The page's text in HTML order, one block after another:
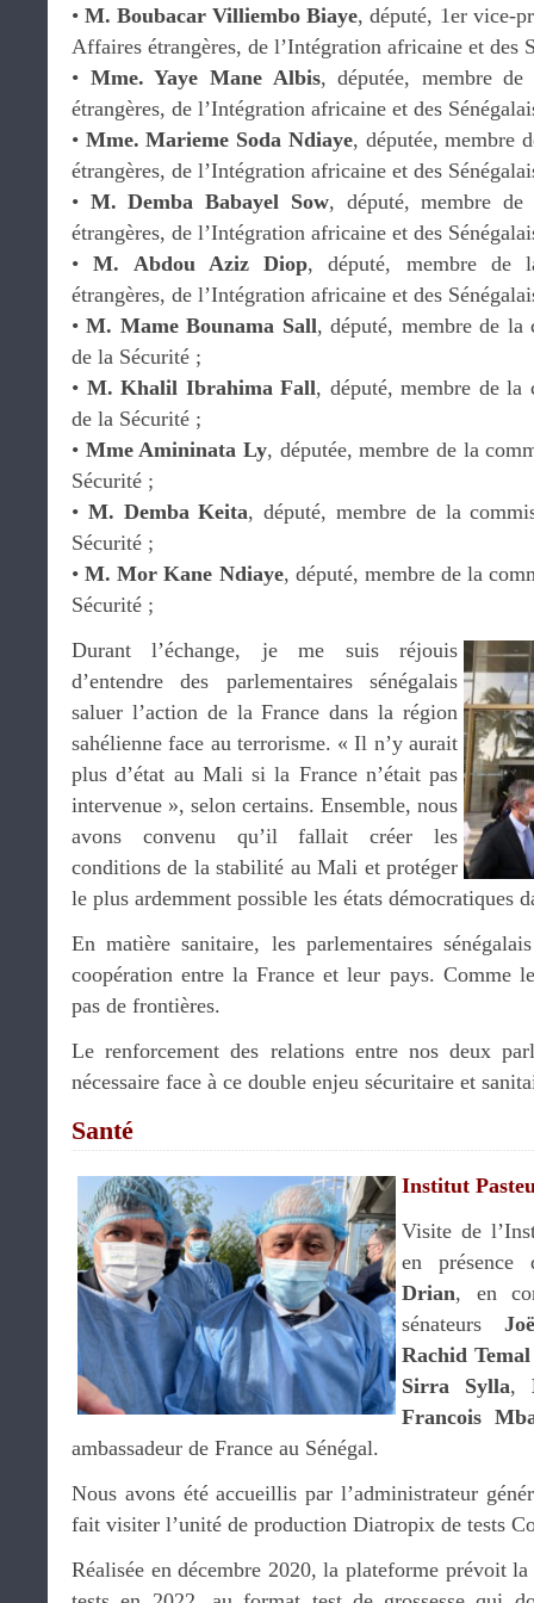
•M. Boubacar Villiembo Biaye, député, 1er vice-
Affaires étrangères, de l’Intégration africaine et des
• Mme. Yaye Mane Albis, députée, membre
étrangères, de l’Intégration africaine et des
• Mme. Marieme Soda Ndiaye, députée, membre
étrangères, de l’Intégration africaine et des
• M. Demba Babayel Sow, député, membre
étrangères, de l’Intégration africaine et des
•M. Abdou Aziz Diop, député, membre de
étrangères, de l’Intégration africaine et des
•M. Mame Bounama Sall, député, membre de la
de la Sécurité ;
• M. Khalil Ibrahima Fall, député, membre de la
de la Sécurité ;
• Mme Amininata Ly, députée, membre de la
Sécurité ;
• M. Demba Keita, député, membre de la
Sécurité ;
•M. Mor Kane Ndiaye, député, membre de la
Sécurité ;
Durant l’échange, je me suis réjouis
d’entendre des parlementaires sénégalais
saluer l’action de la France dans la région
sahélienne face au terrorisme. « Il n’y aurait
plus d’état au Mali si la France n’était pas
intervenue », selon certains. Ensemble, nous
avons convenu qu’il fallait créer les
conditions de la stabilité au Mali et protéger
le plus ardemment possible les états démocratiques
En matière sanitaire, les parlementaires
coopération entre la France et leur pays. Comme
pas de frontières.
Le renforcement des relations entre nos deux
nécessaire face à ce double enjeu sécuritaire et
Santé
Institut
Visite de
en
Drian, en
sénateurs
Rachid Temal
Sirra Sylla,
Francois
ambassadeur de France au Sénégal.
Nous avons été accueillis par l’administrateur
fait visiter l’unité de production Diatropix de tests
Réalisée en décembre 2020, la plateforme prévoit